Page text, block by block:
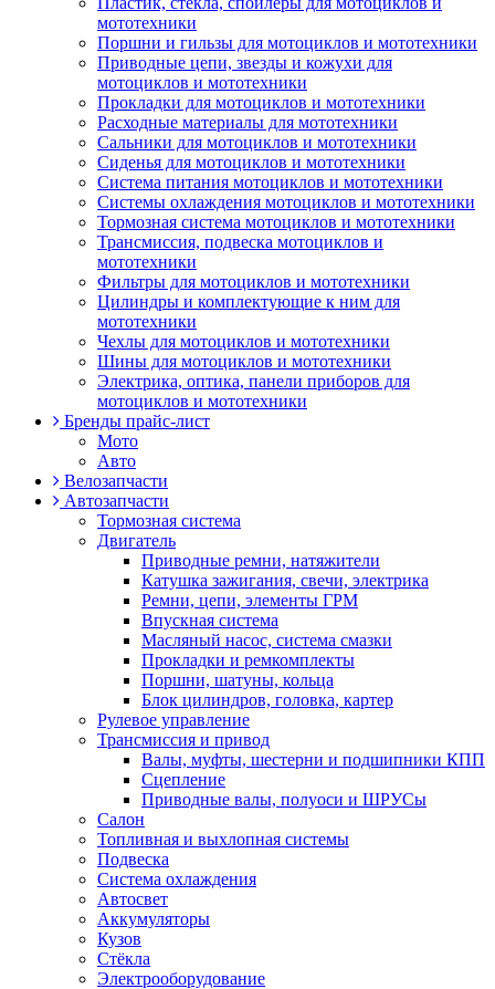
мототехники
Поршни и гильзы для мотоциклов и мототехники
Приводные цепи, звезды и кожухи для
мотоциклов и мототехники
Прокладки для мотоциклов и мототехники
Расходные материалы для мототехники
Сальники для мотоциклов и мототехники
Сиденья для мотоциклов и мототехники
Система питания мотоциклов и мототехники
Системы охлаждения мотоциклов и мототехники
Тормозная система мотоциклов и мототехники
Трансмиссия, подвеска мотоциклов и
мототехники
Фильтры для мотоциклов и мототехники
Цилиндры и комплектующие к ним для
мототехники
Чехлы для мотоциклов и мототехники
Шины для мотоциклов и мототехники
Электрика, оптика, панели приборов для
мотоциклов и мототехники
Бренды прайс-лист
Мото
Авто
Велозапчасти
Автозапчасти
Тормозная система
Двигатель
Приводные ремни, натяжители
Катушка зажигания, свечи, электрика
Ремни, цепи, элементы ГРМ
Впускная система
Масляный насос, система смазки
Прокладки и ремкомплекты
Поршни, шатуны, кольца
Блок цилиндров, головка, картер
Рулевое управление
Трансмиссия и привод
Валы, муфты, шестерни и подшипники КПП
Сцепление
Приводные валы, полуоси и ШРУСы
Салон
Топливная и выхлопная системы
Подвеска
Система охлаждения
Автосвет
Аккумуляторы
Кузов
Стёкла
Электрооборудование